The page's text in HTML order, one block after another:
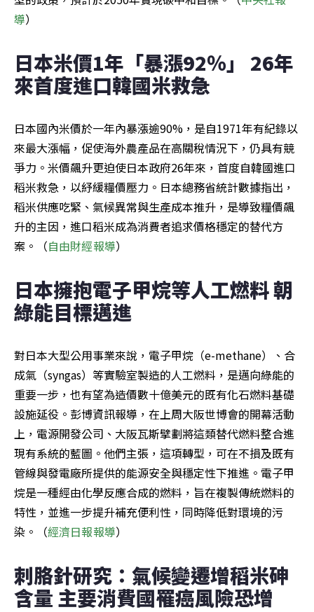
導）
日本米價1年「暴漲92％」 26年
來首度進口韓國米救急
日本國內米價於一年內暴漲逾90%，是自1971年有紀錄以
來最大漲幅，促使海外農產品在高關稅情況下，仍具有競
爭力。米價飆升更迫使日本政府26年來，首度自韓國進口
稻米救急，以紓緩糧價壓力。日本總務省統計數據指出，
稻米供應吃緊、氣候異常與生產成本推升，是導致糧價飆
升的主因，進口稻米成為消費者追求價格穩定的替代方
案。（自由財經報導）
日本擁抱電子甲烷等人工燃料 朝
綠能目標邁進
對日本大型公用事業來說，電子甲烷（e-methane）、合
成氣（syngas）等實驗室製造的人工燃料，是邁向綠能的
重要一步，也有望為造價數十億美元的既有化石燃料基礎
設施延役。彭博資訊報導，在上周大阪世博會的開幕活動
上，電源開發公司、大阪瓦斯擘劃將這類替代燃料整合進
現有系統的藍圖。他們主張，這項轉型，可在不損及既有
管線與發電廠所提供的能源安全與穩定性下推進。電子甲
烷是一種經由化學反應合成的燃料，旨在複製傳統燃料的
特性，並進一步提升補充便利性，同時降低對環境的污
染。（經濟日報報導）
刺胳針研究：氣候變遷增稻米砷
含量 主要消費國罹癌風險恐增